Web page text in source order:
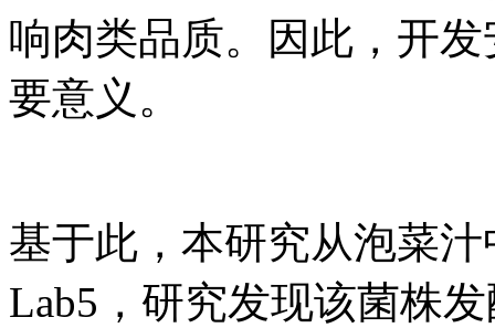
响肉类品质。因此，开
要意义。
基于此，本研究从泡菜
Lab5，研究发现该菌株